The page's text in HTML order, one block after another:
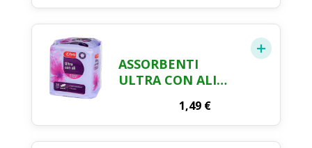
ASSORBENTI
ULTRA CON ALI
1,49 €